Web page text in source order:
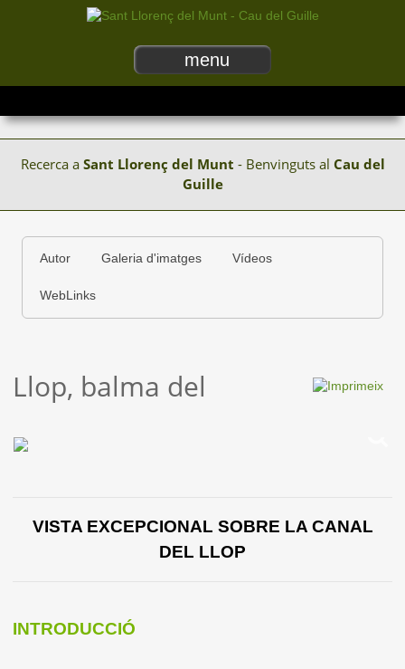
menu
Recerca a Sant Llorenç del Munt - Benvinguts al Cau del
Guille
Autor Galeria d'imatges Vídeos
WebLinks
Llop, balma del
VISTA EXCEPCIONAL SOBRE LA CANAL
DEL LLOP
INTRODUCCIÓ